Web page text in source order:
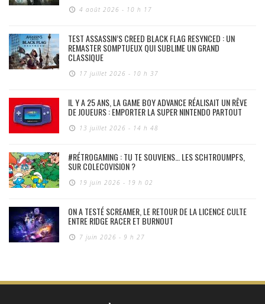
4 août 2026 - 10 h 17
TEST ASSASSIN’S CREED BLACK FLAG RESYNCED : UN
REMASTER SOMPTUEUX QUI SUBLIME UN GRAND
CLASSIQUE
17 juillet 2026 - 10 h 37
IL Y A 25 ANS, LA GAME BOY ADVANCE RÉALISAIT UN RÊVE
DE JOUEURS : EMPORTER LA SUPER NINTENDO PARTOUT
13 juillet 2026 - 14 h 48
#RÉTROGAMING : TU TE SOUVIENS… LES SCHTROUMPFS,
SUR COLECOVISION ?
19 juin 2026 - 19 h 02
ON A TESTÉ SCREAMER, LE RETOUR DE LA LICENCE CULTE
ENTRE RIDGE RACER ET BURNOUT
7 juin 2026 - 9 h 27